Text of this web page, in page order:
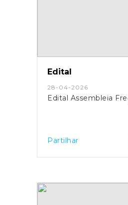
Edital
28-04-2026
Edital Assembleia
Partilhar